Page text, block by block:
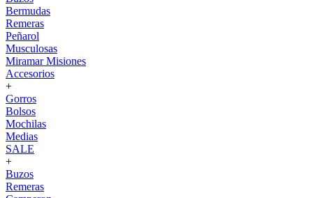
Bermudas
Remeras
Peñarol
Musculosas
Miramar Misiones
Accesorios
+
Gorros
Bolsos
Mochilas
Medias
SALE
+
Buzos
Remeras